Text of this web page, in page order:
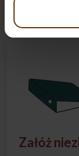
Załóż